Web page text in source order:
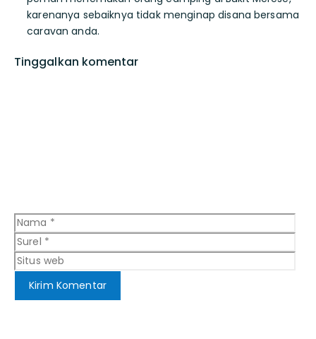
karenanya sebaiknya tidak menginap disana bersama
caravan anda.
Tinggalkan komentar
Nama
web